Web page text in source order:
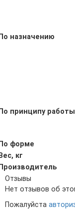
назначению
принципу работы
форме
кг
Отзывы
Нет отзывов об
Пожалуйста